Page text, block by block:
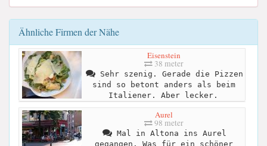
Ähnliche Firmen der Nähe
Eisenstein
38 meter
Sehr szenig. Gerade die Pizzen
sind so betont anders als beim
Italiener. Aber lecker.
Aurel
98 meter
Mal in Altona ins Aurel
gegangen. Was für ein schöner